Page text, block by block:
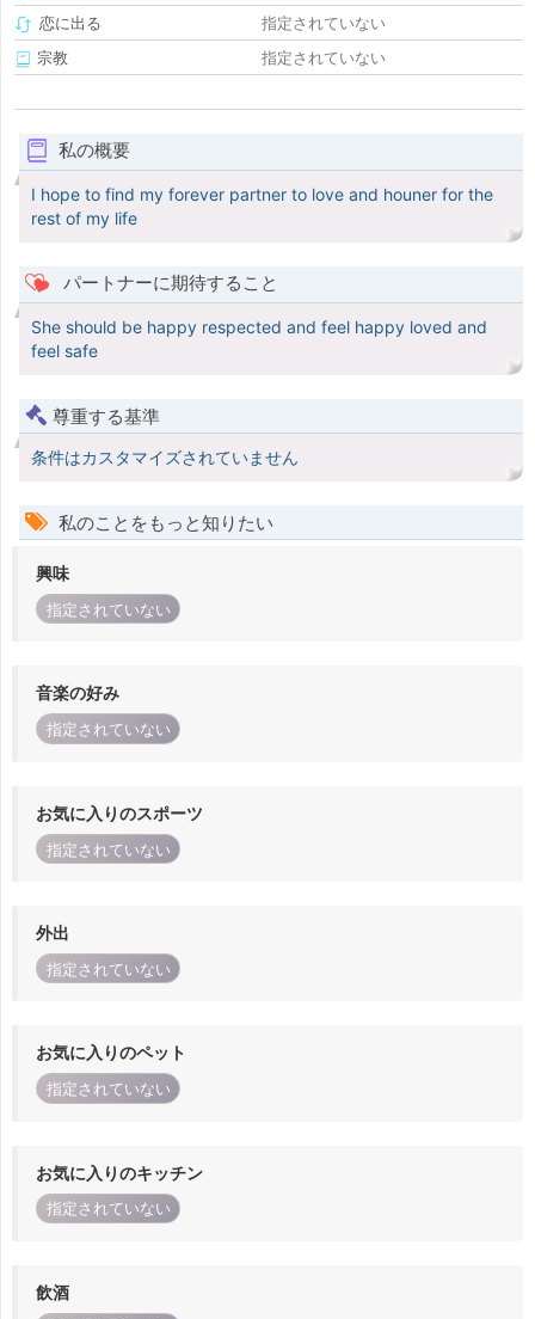
恋に出る
指定されていない
宗教
指定されていない
私の概要
I hope to find my forever partner to love and houner for the
rest of my life
パートナーに期待すること
She should be happy respected and feel happy loved and
feel safe
尊重する基準
条件はカスタマイズされていません
私のことをもっと知りたい
興味
指定されていない
音楽の好み
指定されていない
お気に入りのスポーツ
指定されていない
外出
指定されていない
お気に入りのペット
指定されていない
お気に入りのキッチン
指定されていない
飲酒